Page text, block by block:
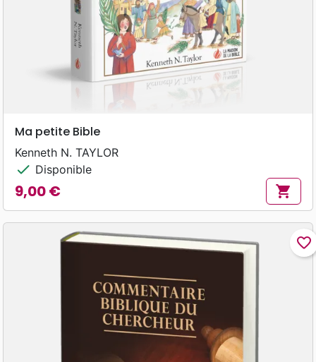
Ma petite Bible
Kenneth N. TAYLOR
check Disponible
Prix
9,00 € shopping_cart
favorite_border